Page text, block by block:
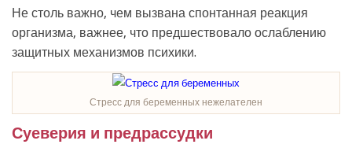
Не столь важно, чем вызвана спонтанная реакция
организма, важнее, что предшествовало ослаблению
защитных механизмов психики.
Стресс для беременных нежелателен
Суеверия и предрассудки